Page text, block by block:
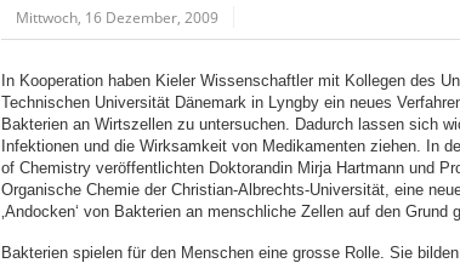
Mittwoch, 16 Dezember, 2009
In Kooperation haben Kieler Wissenschaftler mit Kollegen des
Technischen Universität Dänemark in Lyngby ein neues
Bakterien an Wirtszellen zu untersuchen. Dadurch lassen sich
Infektionen und die Wirksamkeit von Medikamenten ziehen. In
of Chemistry veröffentlichten Doktorandin Mirja Hartmann und
Organische Chemie der Christian-Albrechts-Universität, eine
‚Andocken‘ von Bakterien an menschliche Zellen auf den Grund
Bakterien spielen für den Menschen eine grosse Rolle. Sie